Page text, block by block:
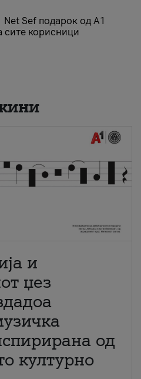
Sеf подарок од А1
сите корисници
и
џез
од
културно